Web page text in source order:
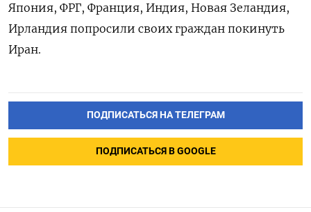
Япония, ФРГ, Франция, Индия, Новая Зеландия,
Ирландия попросили своих граждан покинуть
Иран.
ПОДПИСАТЬСЯ НА ТЕЛЕГРАМ
ПОДПИСАТЬСЯ В GOOGLE